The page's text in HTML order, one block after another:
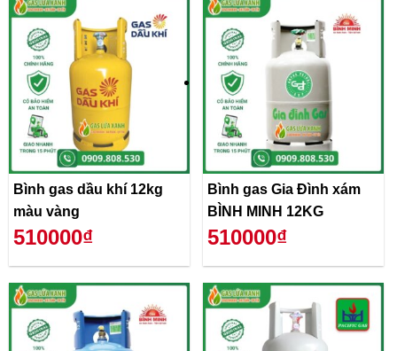
Bình gas dầu khí 12kg
màu vàng
510000₫
Bình gas Gia Đình xám
BÌNH MINH 12KG
510000₫